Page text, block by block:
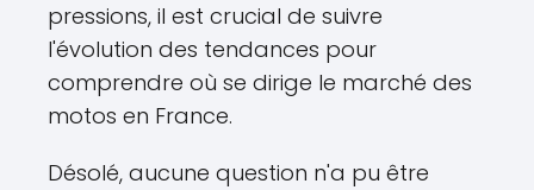
pressions, il est crucial de suivre
l'évolution des tendances pour
comprendre où se dirige le marché des
motos en France.
Désolé, aucune question n'a pu être